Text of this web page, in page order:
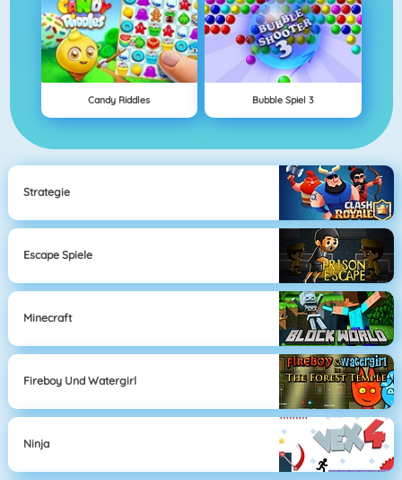
Candy Riddles Bubble Spiel 3
Strategie
Escape Spiele
Minecraft
Fireboy Und Watergirl
Ninja